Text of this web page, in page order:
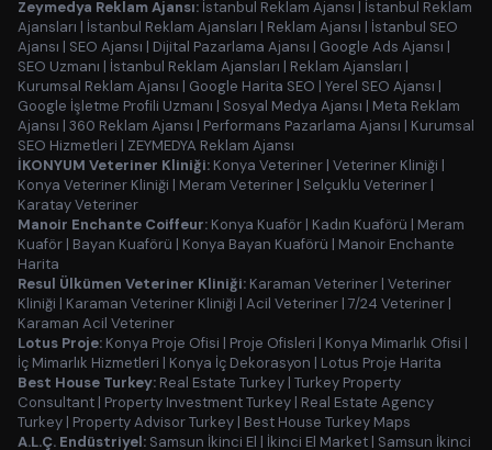
Zeymedya Reklam Ajansı: İstanbul Reklam Ajansı | İstanbul Reklam
Ajansları | İstanbul Reklam Ajansları | Reklam Ajansı | İstanbul SEO
Ajansı | SEO Ajansı | Dijital Pazarlama Ajansı | Google Ads Ajansı |
SEO Uzmanı | İstanbul Reklam Ajansları | Reklam Ajansları |
Kurumsal Reklam Ajansı | Google Harita SEO | Yerel SEO Ajansı |
Google İşletme Profili Uzmanı | Sosyal Medya Ajansı | Meta Reklam
Ajansı | 360 Reklam Ajansı | Performans Pazarlama Ajansı | Kurumsal
SEO Hizmetleri | ZEYMEDYA Reklam Ajansı
İKONYUM Veteriner Kliniği: Konya Veteriner | Veteriner Kliniği |
Konya Veteriner Kliniği | Meram Veteriner | Selçuklu Veteriner |
Karatay Veteriner
Manoir Enchante Coiffeur: Konya Kuaför | Kadın Kuaförü | Meram
Kuaför | Bayan Kuaförü | Konya Bayan Kuaförü | Manoir Enchante
Harita
Resul Ülkümen Veteriner Kliniği: Karaman Veteriner | Veteriner
Kliniği | Karaman Veteriner Kliniği | Acil Veteriner | 7/24 Veteriner |
Karaman Acil Veteriner
Lotus Proje: Konya Proje Ofisi | Proje Ofisleri | Konya Mimarlık Ofisi |
İç Mimarlık Hizmetleri | Konya İç Dekorasyon | Lotus Proje Harita
Best House Turkey: Real Estate Turkey | Turkey Property
Consultant | Property Investment Turkey | Real Estate Agency
Turkey | Property Advisor Turkey | Best House Turkey Maps
A.L.Ç. Endüstriyel: Samsun İkinci El | İkinci El Market | Samsun İkinci